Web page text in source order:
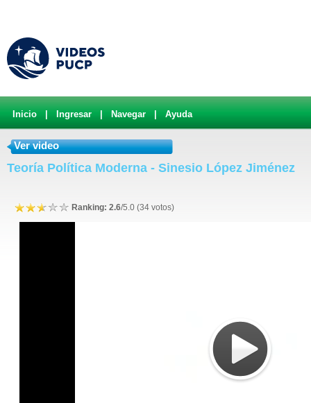
Inicio Ingresar Navegar Ayuda
Ver video
Teoría Política Moderna - Sinesio López Jiménez
Ranking: 2.6/5.0 (34 votos)